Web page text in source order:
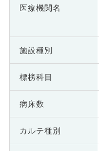
医療機関名
施設種別
標榜科目
病床数
カルテ種別